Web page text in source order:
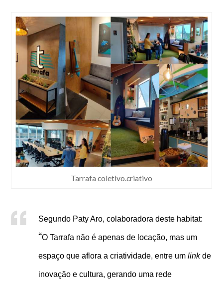
Tarrafa coletivo.criativo
Segundo Paty Aro, colaboradora deste habitat:
“O Tarrafa não é apenas de locação, mas um
espaço que aflora a criatividade, entre umlinkde
inovação e cultura, gerando uma rede